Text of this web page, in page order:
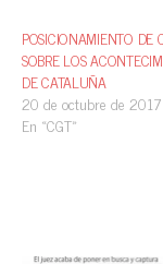
POSICIONAMIENTO DE
SOBRE LOS
DE CATALUÑA
20 de octubre de 2017
En «CGT»